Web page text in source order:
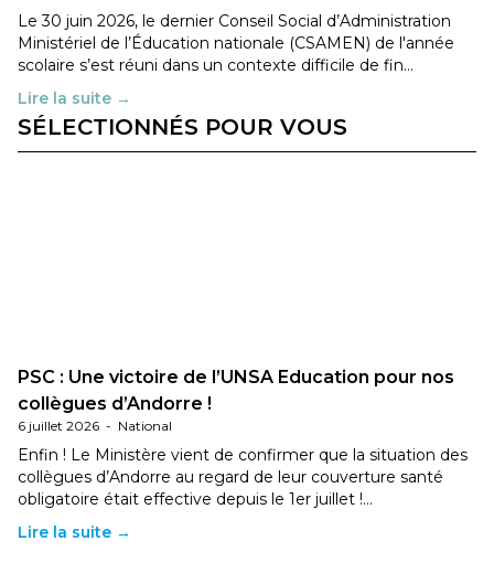
Le 30 juin 2026, le dernier Conseil Social d’Administration
Ministériel de l’Éducation nationale (CSAMEN) de l'année
scolaire s’est réuni dans un contexte difficile de fin…
Lire la suite →
SÉLECTIONNÉS POUR VOUS
PSC : Une victoire de l’UNSA Education pour nos
collègues d’Andorre !
6 juillet 2026 - National
Enfin ! Le Ministère vient de confirmer que la situation des
collègues d’Andorre au regard de leur couverture santé
obligatoire était effective depuis le 1er juillet !…
Lire la suite →